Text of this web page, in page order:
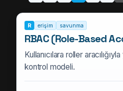
R erişim savunma
RBAC (Role-Based
Kullanıcılara roller
kontrol modeli.